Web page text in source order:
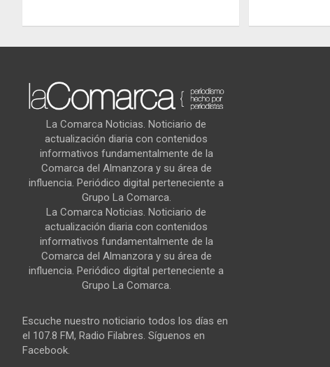
La Comarca Noticias. Noticiario de
actualización diaria con contenidos
informativos fundamentalmente de la
Comarca del Almanzora y su área de
influencia. Periódico digital perteneciente a
Grupo La Comarca.
La Comarca Noticias. Noticiario de
actualización diaria con contenidos
informativos fundamentalmente de la
Comarca del Almanzora y su área de
influencia. Periódico digital perteneciente a
Grupo La Comarca.
Escuche nuestro noticiario todos los días en
el 107.8 FM, Radio Filabres. Síguenos en
Facebook.